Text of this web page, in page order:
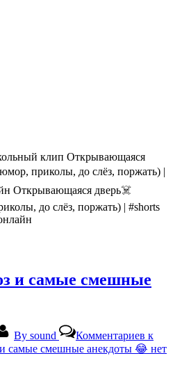
клип Открывающаяся
приколы, до слёз, поржать) |
Открывающаяся дверь☠️
до слёз, поржать) | #shorts
и самые смешные
By sound Комментариев к
самые смешные анекдоты 😂 нет